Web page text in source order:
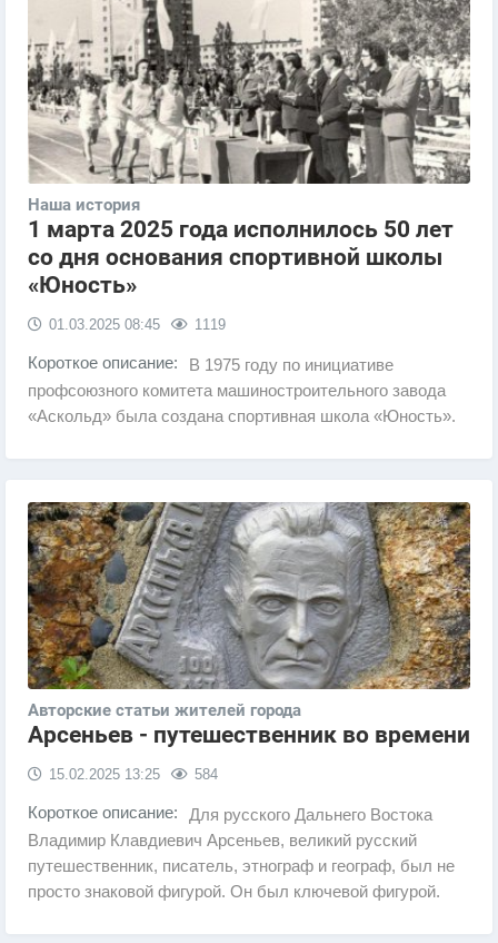
Наша история
1 марта 2025 года исполнилось 50 лет
со дня основания спортивной школы
«Юность»
01.03.2025 08:45 1119
Короткое описание:
В 1975 году по инициативе
профсоюзного комитета машиностроительного завода
«Аскольд» была создана спортивная школа «Юность».
Авторские статьи жителей города
Арсеньев - путешественник во времени
15.02.2025 13:25 584
Короткое описание:
Для русского Дальнего Востока
Владимир Клавдиевич Арсеньев, великий русский
путешественник, писатель, этнограф и географ, был не
просто знаковой фигурой. Он был ключевой фигурой.